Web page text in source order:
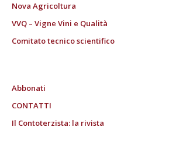
Nova Agricoltura
VVQ – Vigne Vini e Qualità
Comitato tecnico scientifico
Abbonati
CONTATTI
Il Contoterzista: la rivista